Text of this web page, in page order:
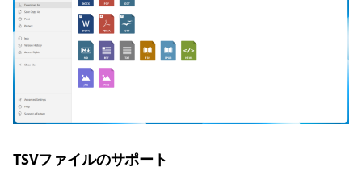
TSVファイルのサポート